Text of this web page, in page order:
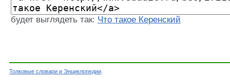
будет выглядеть так: Что такое Керенский
Толковые словари и Энциклопедии